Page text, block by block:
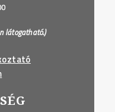
látogatható.)